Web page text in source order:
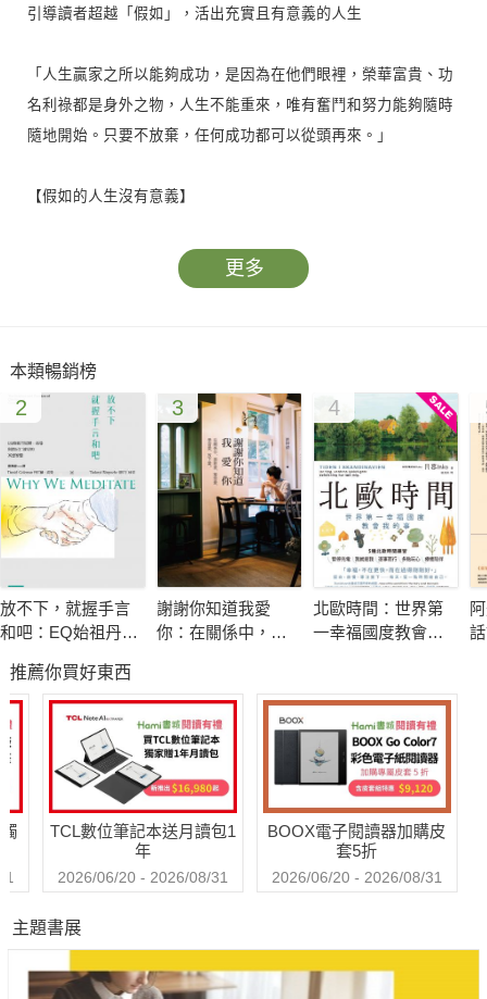
引導讀者超越「假如」，活出充實且有意義的人生
「人生贏家之所以能夠成功，是因為在他們眼裡，榮華富貴、功
名利祿都是身外之物，人生不能重來，唯有奮鬥和努力能夠隨時
隨地開始。只要不放棄，任何成功都可以從頭再來。」
【假如的人生沒有意義】
的。透過面對風雨、用愛回報世界，成為生命舞臺上的主角！講
述了彭丹和其他演員們如何在生活的舞臺上展現真正的自己。透
【做一個孤獨的自律者】
本章深入探討自律的重要性，將其視為享受孤獨和自由的最高境
界。書中強調今天的優勢來自昨天的克制，並說明如何管控善變
的情緒，使其成為蛻變前的洗禮。這裡提到內心的溫度掌控成功
的高度，並警示驕傲是一種開在煎熬中的曇花，使讀者思考在孤
獨中的成長和自由。
【?愛拚的人有好運】
例，闡述了愛拚的人在面對磨難時如何保持勇敢，並且迎來好
運。讀者被激勵去勇敢迎擊困難，相信努力的汗水和淚水終究不
會白流，而是會在成功的道路上留下痕跡。
【努力堅持你的夢想】
本章專注於夢想的追求，將其視為無價之寶。書中深入探討追夢
想可以實現，並且在這個過程中經歷遍體鱗傷，卻也因此變得更
為堅強。
【任何時候都不要迷失方向】
更多
本類暢銷榜
2
放不下，就握手言
和吧：EQ始祖丹尼
波切的冥想智慧
3
謝謝你知道我愛
你：在關係中，面
4
北歐時間：世界第
一幸福國度教會我
推薦你買好東西
TCL數位筆記本送月讀包1
年
2026/06/20 - 2026/08/31
BOOX電子閱讀器加購皮
套5折
2026/06/20 - 2026/08/31
主題書展